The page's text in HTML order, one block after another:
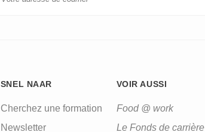
SNEL NAAR
Cherchez une formation
Newsletter
VOIR AUSSI
Food @ work
Le Fonds de carrière